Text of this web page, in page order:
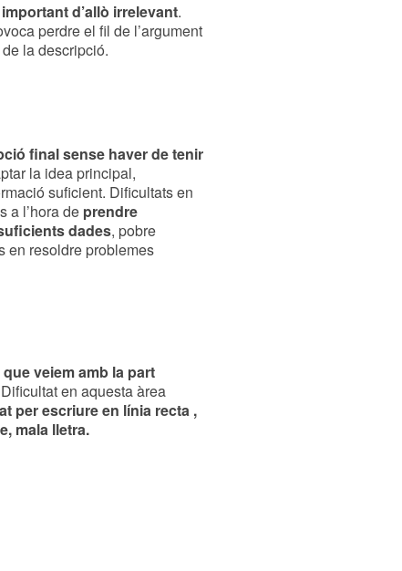
d’allò irrelevant.
perdre el fil de l’argument
la descripció.
final sense haver de tenir
la idea principal,
suficient. Dificultats en
a l’hora de prendre
dades, pobre
en resoldre problemes
veiem amb la part
en aquesta àrea
per escriure en línia recta ,
mala lletra.